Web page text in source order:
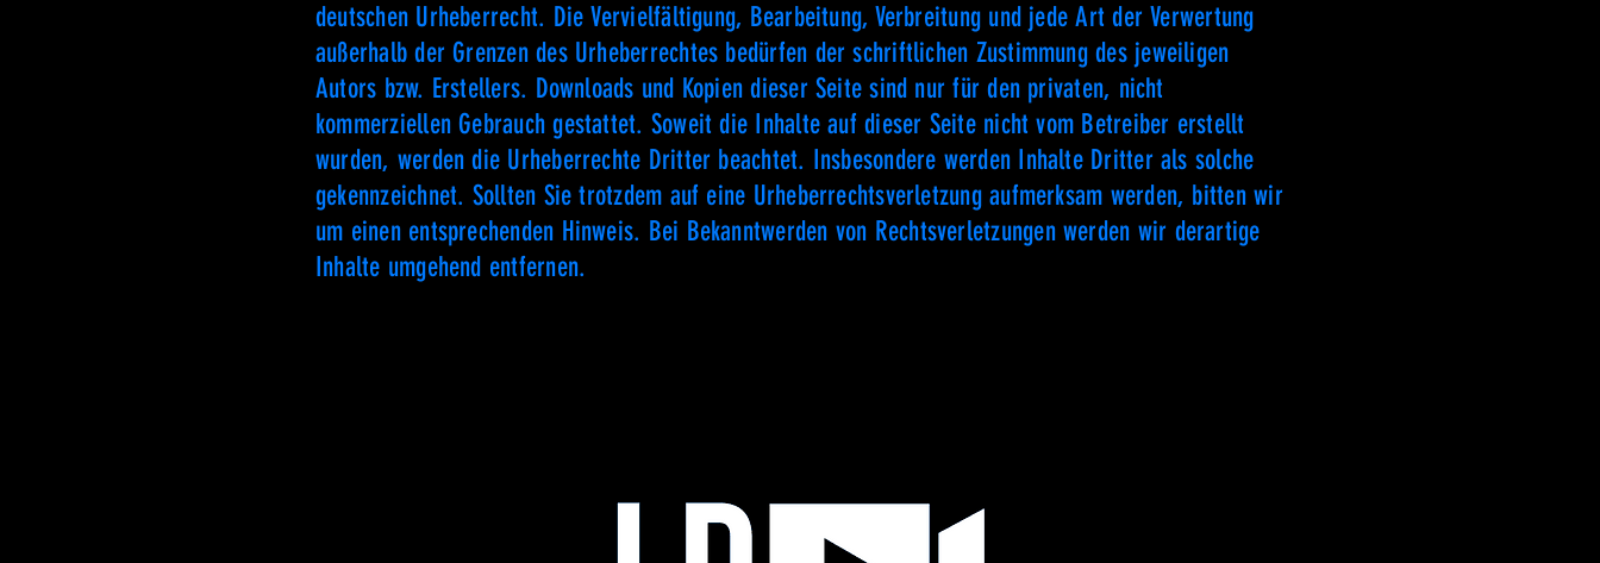
deutschen Urheberrecht. Die Vervielfältigung, Bearbeitung, Verbreitung und jede Art der Verwertung
außerhalb der Grenzen des Urheberrechtes bedürfen der schriftlichen Zustimmung des jeweiligen
Autors bzw. Erstellers. Downloads und Kopien dieser Seite sind nur für den privaten, nicht
kommerziellen Gebrauch gestattet. Soweit die Inhalte auf dieser Seite nicht vom Betreiber erstellt
wurden, werden die Urheberrechte Dritter beachtet. Insbesondere werden Inhalte Dritter als solche
gekennzeichnet. Sollten Sie trotzdem auf eine Urheberrechtsverletzung aufmerksam werden, bitten wir
um einen entsprechenden Hinweis. Bei Bekanntwerden von Rechtsverletzungen werden wir derartige
Inhalte umgehend entfernen.